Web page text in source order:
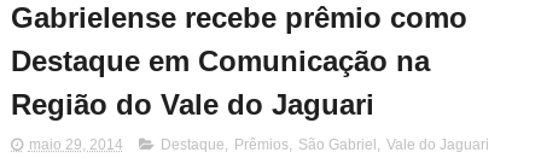
Gabrielense recebe prêmio como
Destaque em Comunicação na
Região do Vale do Jaguari
maio 29, 2014 Destaque, Prêmios, São Gabriel , Vale do Jaguari